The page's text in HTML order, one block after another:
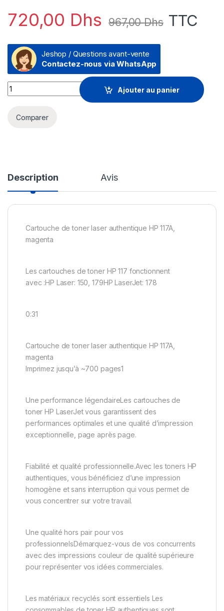
720,00 Dhs 967,00Dhs TTC
Jeshop / Questions avant-vente
Contactez-nous via WhatsApp
Prix HP 117A Magenta (W2073A) - Toner HP LaserJet
Ajouter au panier
Comparer
Description Avis
Cartouche de toner laser authentique HP 117A,
magenta
Les cartouches de toner HP 117 fonctionnent
avec :HP Laser: 150, 179HP LaserJet: 178
0:31
Cartouche de toner laser authentique HP 117A,
magenta
Imprimez jusqu’à ~700 pages1
Une performance légendaireLes cartouches de
toner HP LaserJet vous garantissent des
performances optimales et une qualité d’impression
exceptionnelle, page après page.
Fiabilité et qualité professionnelle.Avec les toners HP
authentiques, vous bénéficiez d’une impression
homogène et sans interruption qui vous permet de
vous concentrer sur votre travail.
Une qualité hors pair pour vos
professionnelsDémarquez-vous de vos concurrents
avec des impressions couleur de qualité supérieure
pour représenter vos idées commerciales.
Les matériaux recyclés sont essentiels Les